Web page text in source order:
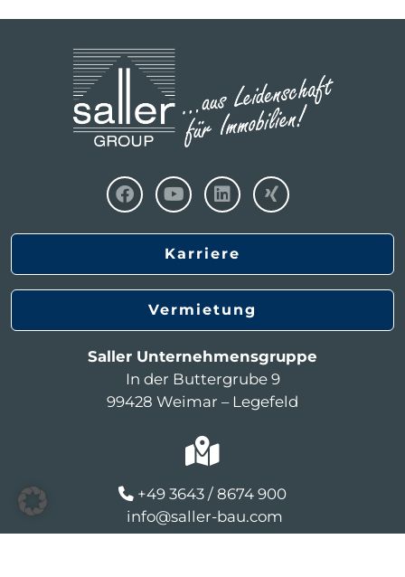
Karriere
Vermietung
Saller Unternehmensgruppe
In der Buttergrube 9
99428 Weimar – Legefeld
+49 3643 / 8674 900
info@saller-bau.com